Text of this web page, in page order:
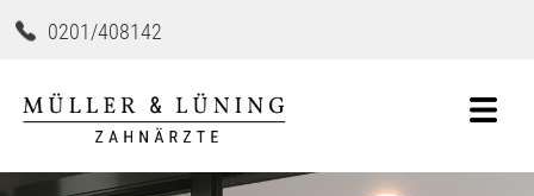
0201/408142